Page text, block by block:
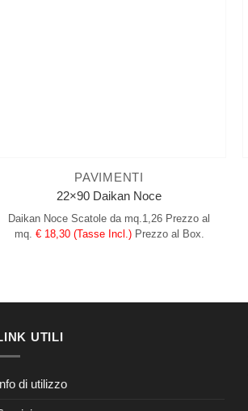
PAVIMENTI
22×90 Daikan Noce
Daikan Noce Scatole da mq.1,26 Prezzo al
mq. € 18,30 (Tasse Incl.)Prezzo al Box.
UTILI
di utilizzo